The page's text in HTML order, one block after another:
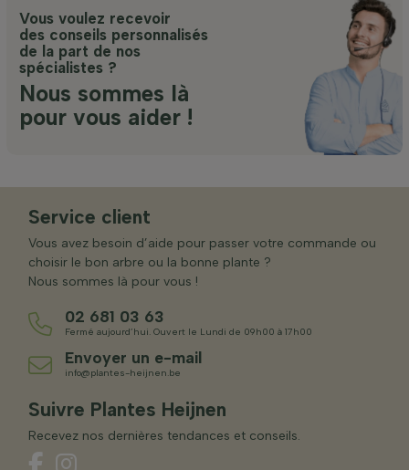
Vous voulez recevoir
des conseils personnalisés
de la part de nos
spécialistes ?
Nous sommes là
pour vous aider !
Service client
Vous avez besoin d’aide pour passer votre commande ou
choisir le bon arbre ou la bonne plante ?
Nous sommes là pour vous !
02 681 03 63
Fermé aujourd’hui. Ouvert le Lundi de 09h00 à 17h00
Envoyer un e-mail
info@plantes-heijnen.be
Suivre Plantes Heijnen
Recevez nos dernières tendances et conseils.